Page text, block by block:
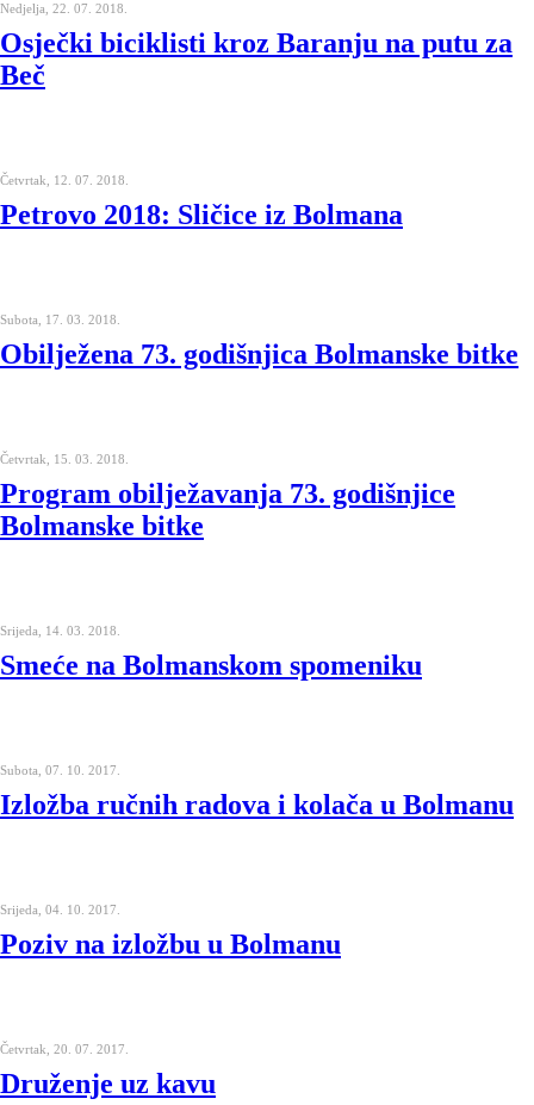
Nedjelja, 22. 07. 2018.
Osječki biciklisti kroz Baranju na putu za
Beč
Četvrtak, 12. 07. 2018.
Petrovo 2018: Sličice iz Bolmana
Subota, 17. 03. 2018.
Obilježena 73. godišnjica Bolmanske bitke
Četvrtak, 15. 03. 2018.
Program obilježavanja 73. godišnjice
Bolmanske bitke
Srijeda, 14. 03. 2018.
Smeće na Bolmanskom spomeniku
Subota, 07. 10. 2017.
Izložba ručnih radova i kolača u Bolmanu
Srijeda, 04. 10. 2017.
Poziv na izložbu u Bolmanu
Četvrtak, 20. 07. 2017.
Druženje uz kavu